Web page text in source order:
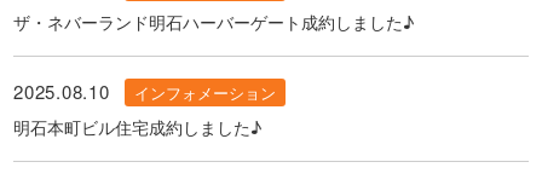
ザ・ネバーランド明石ハーバーゲート成約しました♪
2025.08.10 インフォメーション
明石本町ビル住宅成約しました♪